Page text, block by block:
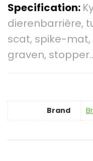
Specification:
dierenbarrière,
scat, spike-
graven,
Brand